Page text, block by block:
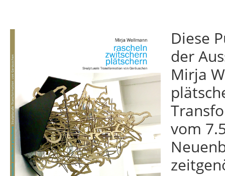
Diese
der
Mirja
vom